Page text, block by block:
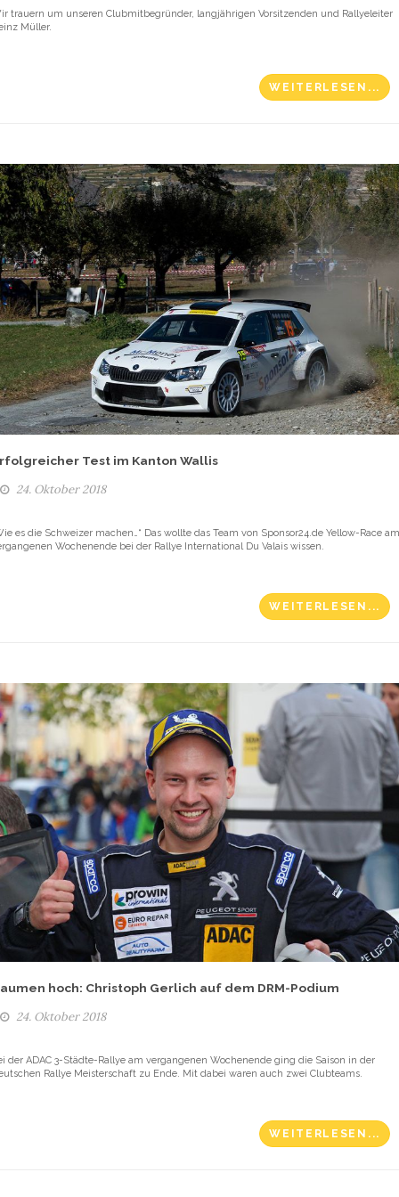
trauern um unseren Clubmitbegründer, langjährigen Vorsitzenden und Rallyeleiter
Müller.
WEITERLESEN...
Test im Kanton Wallis
24. Oktober 2018
es die Schweizer machen…“ Das wollte das Team von Sponsor24.de Yellow-Race am
Wochenende bei der Rallye International Du Valais wissen.
WEITERLESEN...
hoch: Christoph Gerlich auf dem DRM-Podium
24. Oktober 2018
der ADAC 3-Städte-Rallye am vergangenen Wochenende ging die Saison in der
Rallye Meisterschaft zu Ende. Mit dabei waren auch zwei Clubteams.
WEITERLESEN...